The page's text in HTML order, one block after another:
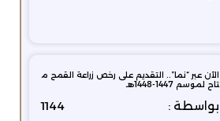
الآن عبر “نما”.. التقديم على رخص زراعة القمح م
تاح لموسم 1447-1448هـ
بواسطة : 1144